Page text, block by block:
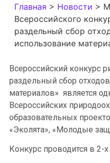
Главная > Новости >
Всероссийского
раздельный сбор
использование
Всероссийский конкурс
раздельный сбор
материалов» является
Всероссийских
образовательных
«Эколята», «Молодые
Конкурс проводится в 2-